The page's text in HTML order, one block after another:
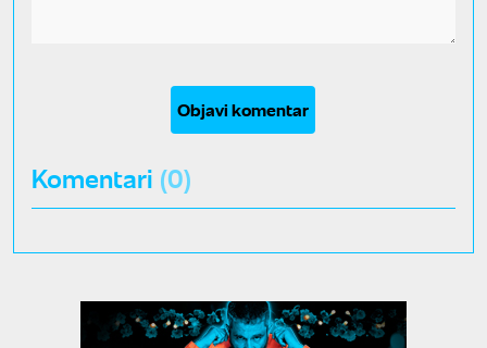
Objavi komentar
Komentari (0)